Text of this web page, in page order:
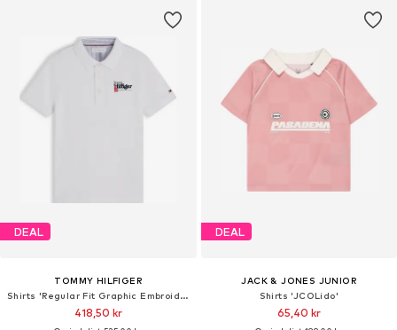
DEAL
TOMMY HILFIGER
Shirts 'Regular Fit Graphic Embroidery'
418,50 kr
DEAL
JACK & JONES JUNIOR
Shirts 'JCOLido'
65,40 kr